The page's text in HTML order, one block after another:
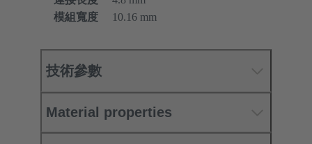
模組寬度
10.16 mm
技術參數
Material properties